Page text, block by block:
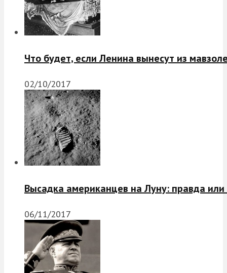
Что будет, если Ленина вынесут из
02/10/2017
Высадка американцев на Луну: правда
06/11/2017